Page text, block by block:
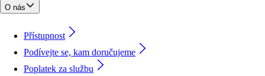
O nás
Přístupnost
Podívejte se, kam doručujeme
Poplatek za službu